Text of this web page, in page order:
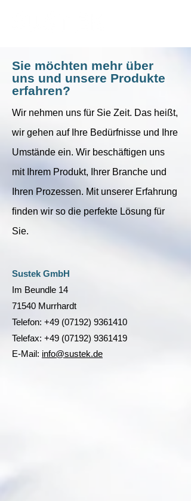
Sie möchten mehr über
uns und unsere Produkte
erfahren?
Wir nehmen uns für Sie Zeit. Das heißt,
wir gehen auf Ihre Bedürfnisse und Ihre
Umstände ein. Wir beschäftigen uns
mit Ihrem Produkt, Ihrer Branche und
Ihren Prozessen. Mit unserer Erfahrung
ﬁnden wir so die perfekte Lösung für
Sie.
Sustek GmbH
Im Beundle 14
71540 Murrhardt
Telefon: +49 (07192) 9361410
Telefax: +49 (07192) 9361419
E-Mail: info@sustek.de